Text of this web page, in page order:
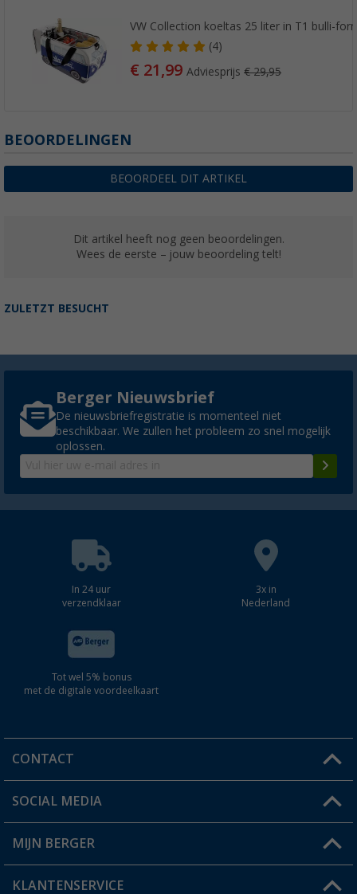
VW Collection koeltas 25 liter in T1 bulli-
(4)
€ 21,99Adviesprijs€ 29,95
BEOORDELINGEN
BEOORDEEL DIT ARTIKEL
Dit artikel heeft nog geen beoordelingen.
Wees de eerste – jouw beoordeling telt!
ZULETZT BESUCHT
Berger Nieuwsbrief
De nieuwsbriefregistratie is momenteel niet
beschikbaar. We zullen het probleem zo snel mogelijk
oplossen.
In 24 uur
verzendklaar
3x in
Nederland
Tot wel 5% bonus
met de digitale voordeelkaart
CONTACT
Een vraag?
Winkel vinden
SOCIAL MEDIA
MIJN BERGER
Mijn account
KLANTENSERVICE